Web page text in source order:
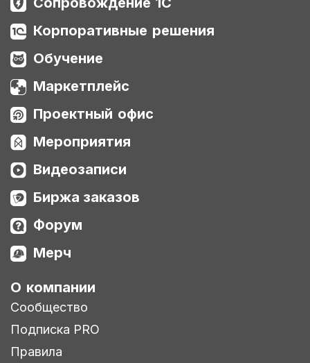
Корпоративные решения
Обучение
Маркетплейс
Проектный офис
Мероприятия
Видеозаписи
Биржа заказов
Форум
Мерч
О компании
Сообщество
Подписка PRO
Правила